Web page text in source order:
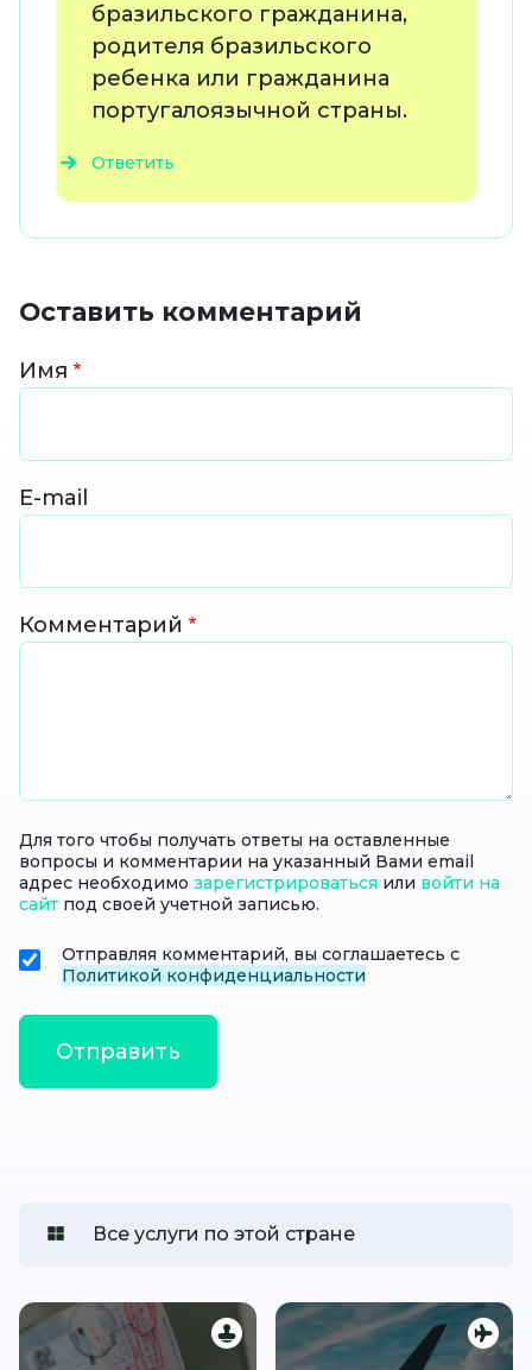
бразильского гражданина,
родителя бразильского
ребенка или гражданина
португалоязычной страны.
Ответить
Оставить комментарий
Имя
E-mail
Комментарий
Для того чтобы получать ответы на оставленные
вопросы и комментарии на указанный Вами email
адрес необходимо зарегистрироваться или войти на
сайт под своей учетной записью.
Отправляя комментарий, вы соглашаетесь с
Политикой конфиденциальности
Все услуги по этой стране